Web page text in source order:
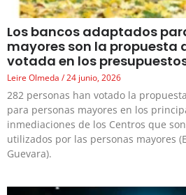
Los bancos adaptados
mayores son la propuesta
votada en los
Leire Olmeda 24 junio, 2026
282 personas han votado la
para personas mayores en los
inmediaciones de los Centros que
utilizados por las personas mayores
Guevara).